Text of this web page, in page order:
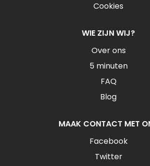
Cookies
WIE ZIJN WIJ?
Over ons
5 minuten
FAQ
Blog
MAAK CONTACT MET
Facebook
Twitter